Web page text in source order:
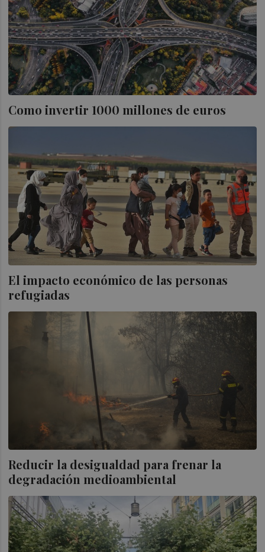
Como invertir 1000 millones de euros
El impacto económico de las personas
refugiadas
Reducir la desigualdad para frenar la
degradación medioambiental